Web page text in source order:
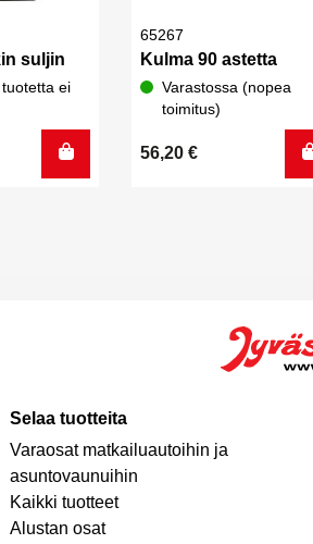
suljin
ei
65267
Kulma 90 astetta
Varastossa (nopea
toimitus)
56,20 €
Selaa tuotteita
Varaosat matkailuautoihin ja
asuntovaunuihin
Kaikki tuotteet
Alustan osat